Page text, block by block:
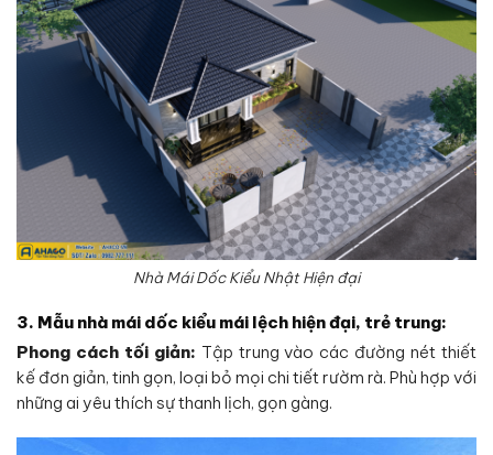
Nhà Mái Dốc Kiểu Nhật Hiện đại
3. Mẫu nhà mái dốc kiểu mái lệch hiện đại, trẻ trung:
Phong cách tối giản: Tập trung vào các đường nét thiết
kế đơn giản, tinh gọn, loại bỏ mọi chi tiết rườm rà. Phù hợp với
những ai yêu thích sự thanh lịch, gọn gàng.